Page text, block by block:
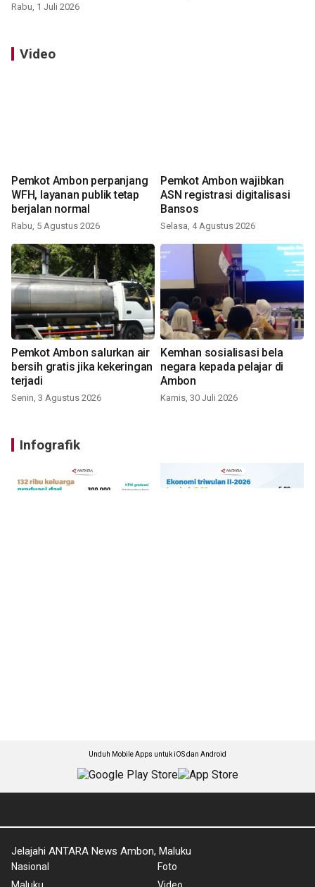
Rabu, 1 Juli 2026
Video
Pemkot Ambon perpanjang
WFH, layanan publik tetap
berjalan normal
Rabu, 5 Agustus 2026
Pemkot Ambon wajibkan
ASN registrasi digitalisasi
Bansos
Selasa, 4 Agustus 2026
Pemkot Ambon salurkan air
bersih gratis jika kekeringan
terjadi
Senin, 3 Agustus 2026
Kemhan sosialisasi bela
negara kepada pelajar di
Ambon
Kamis, 30 Juli 2026
Infografik
Unduh Mobile Apps untuk iOS dan Android
Jelajahi ANTARA News Ambon, Maluku
Nasional
Foto